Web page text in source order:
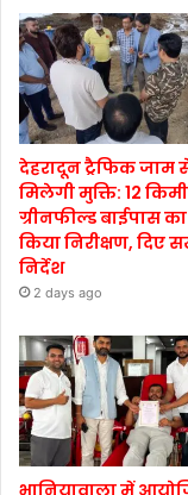
देहरादून ट्रैफिक जाम
मिलेगी मुक्ति: 12 किमी
ग्रीनफील्ड बाईपास
किया निरीक्षण, दिए
निर्देश
2 days ago